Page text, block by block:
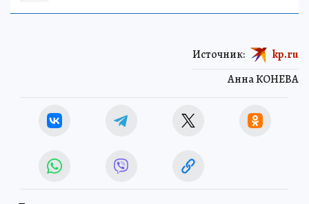
Анна КОНЕВА
Источник: kp.ru